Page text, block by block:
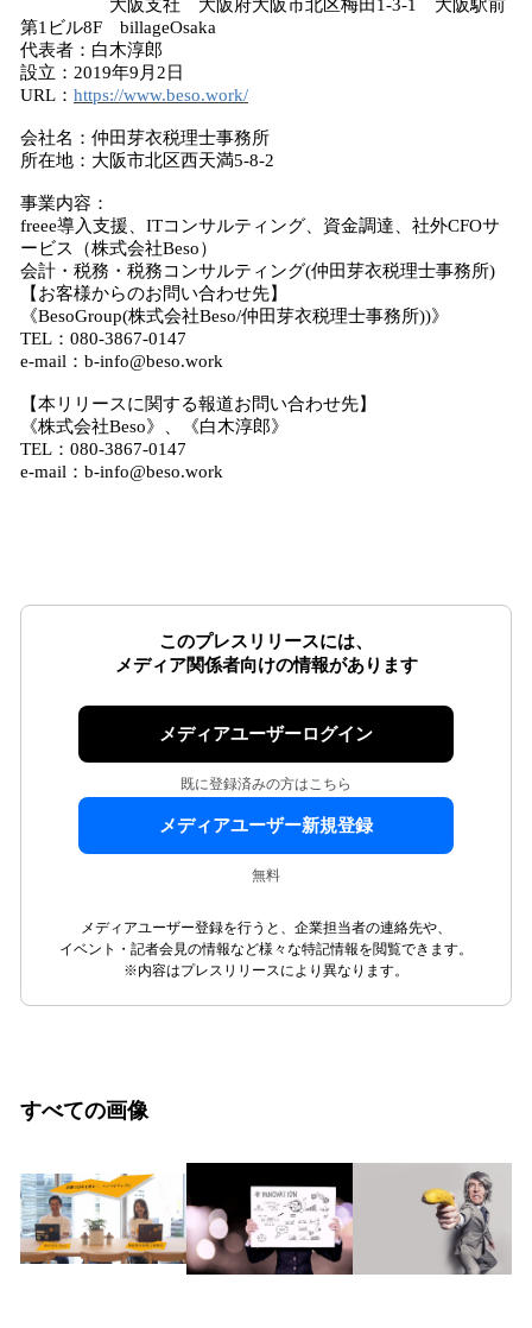
大阪支社 大阪府大阪市北区梅田1-3-1 大阪駅前
第1ビル8F billageOsaka
代表者：白木淳郎
設立：2019年9月2日
URL： https://www.beso.work/
会社名：仲田芽衣税理士事務所
所在地：大阪市北区西天満5-8-2
事業内容：
freee導入支援、ITコンサルティング、資金調達、社外CFOサ
ービス（株式会社Beso）
会計・税務・税務コンサルティング(仲田芽衣税理士事務所)
【お客様からのお問い合わせ先】
《BesoGroup(株式会社Beso/仲田芽衣税理士事務所))》
TEL：080-3867-0147
e-mail：b-info@beso.work
【本リリースに関する報道お問い合わせ先】
《株式会社Beso》、《白木淳郎》
TEL：080-3867-0147
e-mail：b-info@beso.work
このプレスリリースには、
メディア関係者向けの情報があります
メディアユーザーログイン
既に登録済みの方はこちら
メディアユーザー新規登録
無料
メディアユーザー登録を行うと、企業担当者の連絡先や、
イベント・記者会見の情報など様々な特記情報を閲覧できます。
※内容はプレスリリースにより異なります。
すべての画像